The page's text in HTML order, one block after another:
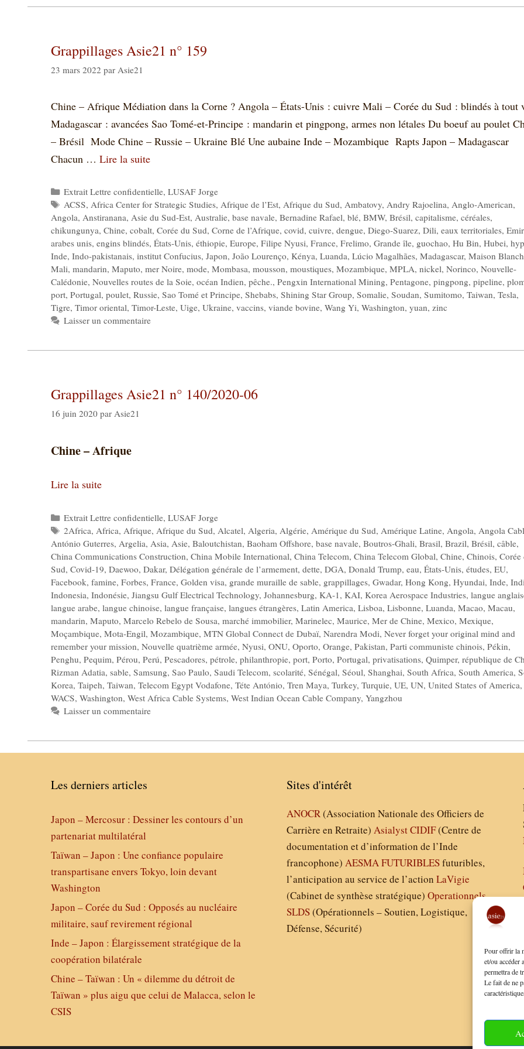
Pour offrir la
et/ou accéder
permettra de
Le fait de ne
Grappillages Asie21 n° 159
23 mars 2022 par Asie21
Chine – Afrique Médiation dans la Corne ? Angola – États-Unis : cuivre Mali – Corée du Sud : blindés à tout
Madagascar : avancées Sao Tomé-et-Principe : mandarin et pingpong, armes non létales Du boeuf au poulet
– Brésil Mode Chine – Russie – Ukraine Blé Une aubaine Inde – Mozambique Rapts Japon – Madagascar
Chacun … Lire la suite
Catégories
Extrait Lettre confidentielle,LUSAF Jorge
Étiquettes
ACSS,Africa Center for Strategic Studies,Afrique de l’Est,Afrique du Sud,Ambatovy,Andry Rajoelina,Anglo-American,
Angola, Anstiranana, Asie du Sud-Est, Australie, base navale, Bernadine Rafael, blé, BMW, Brésil, capitalisme, céréales,
chikungunya, Chine, cobalt, Corée du Sud, Corne de l’Afrique, covid, cuivre, dengue, Diego-Suarez, Dili, eaux territoriales,
arabes unis, engins blindés, États-Unis, éthiopie, Europe, Filipe Nyusi, France, Frelimo, Grande île, guochao, Hu Bin, Hubei,
Inde, Indo-pakistanais, institut Confucius, Japon, João Lourenço, Kénya, Luanda, Lúcio Magalhães, Madagascar, Maison
Mali, mandarin, Maputo, mer Noire, mode, Mombasa, mousson, moustiques, Mozambique, MPLA, nickel, Norinco, Nouvelle-
Calédonie, Nouvelles routes de la Soie, océan Indien, pêche., Pengxin International Mining, Pentagone, pingpong, pipeline,
port, Portugal, poulet, Russie, Sao Tomé et Principe, Shebabs, Shining Star Group, Somalie, Soudan, Sumitomo, Taiwan, Tesla,
Tigre, Timor oriental, Timor-Leste, Uige, Ukraine, vaccins, viande bovine, Wang Yi, Washington, yuan, zinc
Laisser un commentaire
Grappillages Asie21 n° 140/2020-06
16 juin 2020 par Asie21
Chine – Afrique
Lire la suite
Catégories
Extrait Lettre confidentielle,LUSAF Jorge
Étiquettes
2Africa, Africa, Afrique, Afrique du Sud, Alcatel, Algeria, Algérie, Amérique du Sud, Amérique Latine, Angola, Angola
António Guterres, Argelia, Asia, Asie, Baloutchistan, Baoham Offshore, base navale, Boutros-Ghali, Brasil, Brazil, Brésil, câble,
China Communications Construction, China Mobile International, China Telecom, China Telecom Global, Chine, Chinois, Corée
Sud, Covid-19, Daewoo, Dakar, Délégation générale de l’armement, dette, DGA, Donald Trump, eau, États-Unis, études, EU,
Facebook, famine, Forbes, France, Golden visa, grande muraille de sable, grappillages, Gwadar, Hong Kong, Hyundai, Inde,
Indonesia, Indonésie, Jiangsu Gulf Electrical Technology, Johannesburg, KA-1 , KAI, Korea Aerospace Industries, langue
langue arabe, langue chinoise, langue française, langues étrangères, Latin America, Lisboa, Lisbonne, Luanda, Macao, Macau,
mandarin, Maputo, Marcelo Rebelo de Sousa, marché immobilier, Marinelec, Maurice, Mer de Chine, Mexico, Mexique,
Moçambique, Mota-Engil, Mozambique, MTN Global Connect de Dubaï, Narendra Modi, Never forget your original mind and
remember your mission, Nouvelle quatrième armée, Nyusi, ONU, Oporto, Orange, Pakistan, Parti communiste chinois, Pékin,
Penghu, Pequim, Pérou, Perú, Pescadores, pétrole, philanthropie, port, Porto, Portugal, privatisations, Quimper, république de
Rizman Adatia, sable, Samsung, Sao Paulo, Saudi Telecom, scolarité, Sénégal, Séoul, Shanghai, South Africa, South America,
Korea, Taipeh, Taiwan, Telecom Egypt Vodafone, Téte António, Tren Maya, Turkey, Turquie, UE, UN, United States of America,
WACS, Washington, West Africa Cable Systems, West Indian Ocean Cable Company, Yangzhou
Laisser un commentaire
Les derniers articles
Japon – Mercosur : Dessiner les contours d’un
partenariat multilatéral
Taïwan – Japon : Une confiance populaire
transpartisane envers Tokyo, loin devant
Washington
Japon – Corée du Sud : Opposés au nucléaire
militaire, sauf revirement régional
Inde – Japon : Élargissement stratégique de la
coopération bilatérale
Chine – Taïwan : Un « dilemme du détroit de
Taïwan » plus aigu que celui de Malacca, selon le
CSIS
Sites d'intérêt
ANOCR(Association Nationale des Officiers de
Carrière en Retraite)AsialystCIDIF(Centre de
documentation et d’information de l’Inde
francophone)AESMAFUTURIBLESfuturibles,
l’anticipation au service de l’actionLaVigie
(Cabinet de synthèse stratégique)Operationnels
SLDS(Opérationnels – Soutien, Logistique,
Défense, Sécurité)